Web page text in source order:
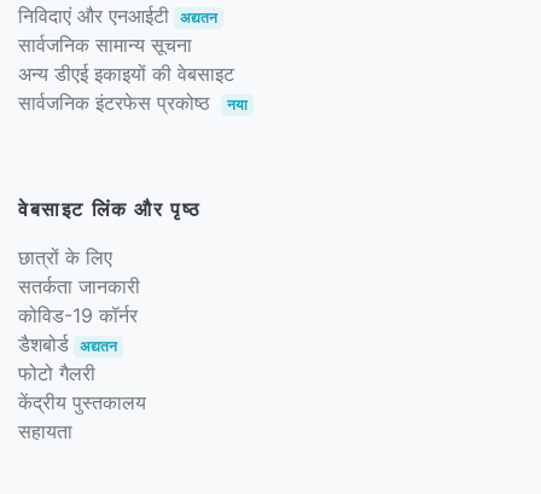
निविदाएं और एनआईटी अद्यतन
सार्वजनिक सामान्य सूचना
अन्य डीएई इकाइयों की वेबसाइट
सार्वजनिक इंटरफेस प्रकोष्ठ
नया
वेबसाइट लिंक और पृष्ठ
छात्रों के लिए
सतर्कता जानकारी
कोविड-19 कॉर्नर
डैशबोर्ड अद्यतन
फोटो गैलरी
केंद्रीय पुस्तकालय
सहायता